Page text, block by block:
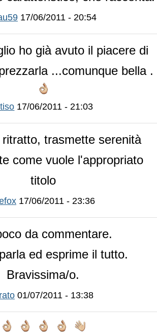
17/06/2011 - 20:54
ho già avuto il piacere di
...comunque bella .
17/06/2011 - 21:03
ritratto, trasmette serenità
come vuole l'appropriato
titolo
17/06/2011 - 23:36
da commentare.
ed esprime il tutto.
Bravissima/o.
01/07/2011 - 13:38